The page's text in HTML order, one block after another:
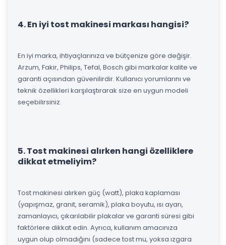
4. En iyi tost makinesi markası hangisi?
En iyi marka, ihtiyaçlarınıza ve bütçenize göre değişir.
Arzum, Fakir, Philips, Tefal, Bosch gibi markalar kalite ve
garanti açısından güvenilirdir. Kullanıcı yorumlarını ve
teknik özellikleri karşılaştırarak size en uygun modeli
seçebilirsiniz.
5. Tost makinesi alırken hangi özelliklere
dikkat etmeliyim?
Tost makinesi alırken güç (watt), plaka kaplaması
(yapışmaz, granit, seramik), plaka boyutu, ısı ayarı,
zamanlayıcı, çıkarılabilir plakalar ve garanti süresi gibi
faktörlere dikkat edin. Ayrıca, kullanım amacınıza
uygun olup olmadığını (sadece tost mu, yoksa ızgara